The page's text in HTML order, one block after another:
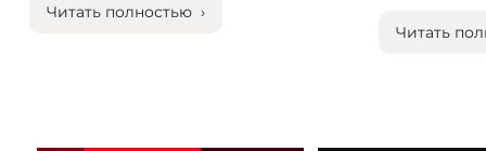
Читать полностью ›
Читать